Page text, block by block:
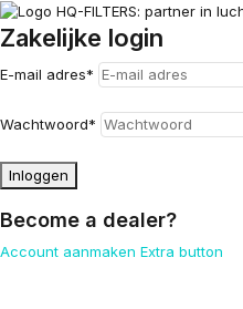
Zakelijke login
E-mail adres*
Wachtwoord*
Inloggen
Become a dealer?
Account aanmaken Extra button